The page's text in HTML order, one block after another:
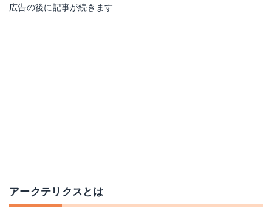
広告の後に記事が続きます
アークテリクスとは